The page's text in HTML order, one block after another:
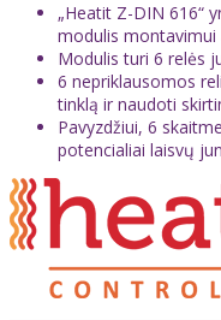
„Heatit Z-DIN 616“
modulis montavimui
Modulis turi 6 relės
6 nepriklausomos
tinklą ir naudoti
Pavyzdžiui, 6
potencialiai laisvų